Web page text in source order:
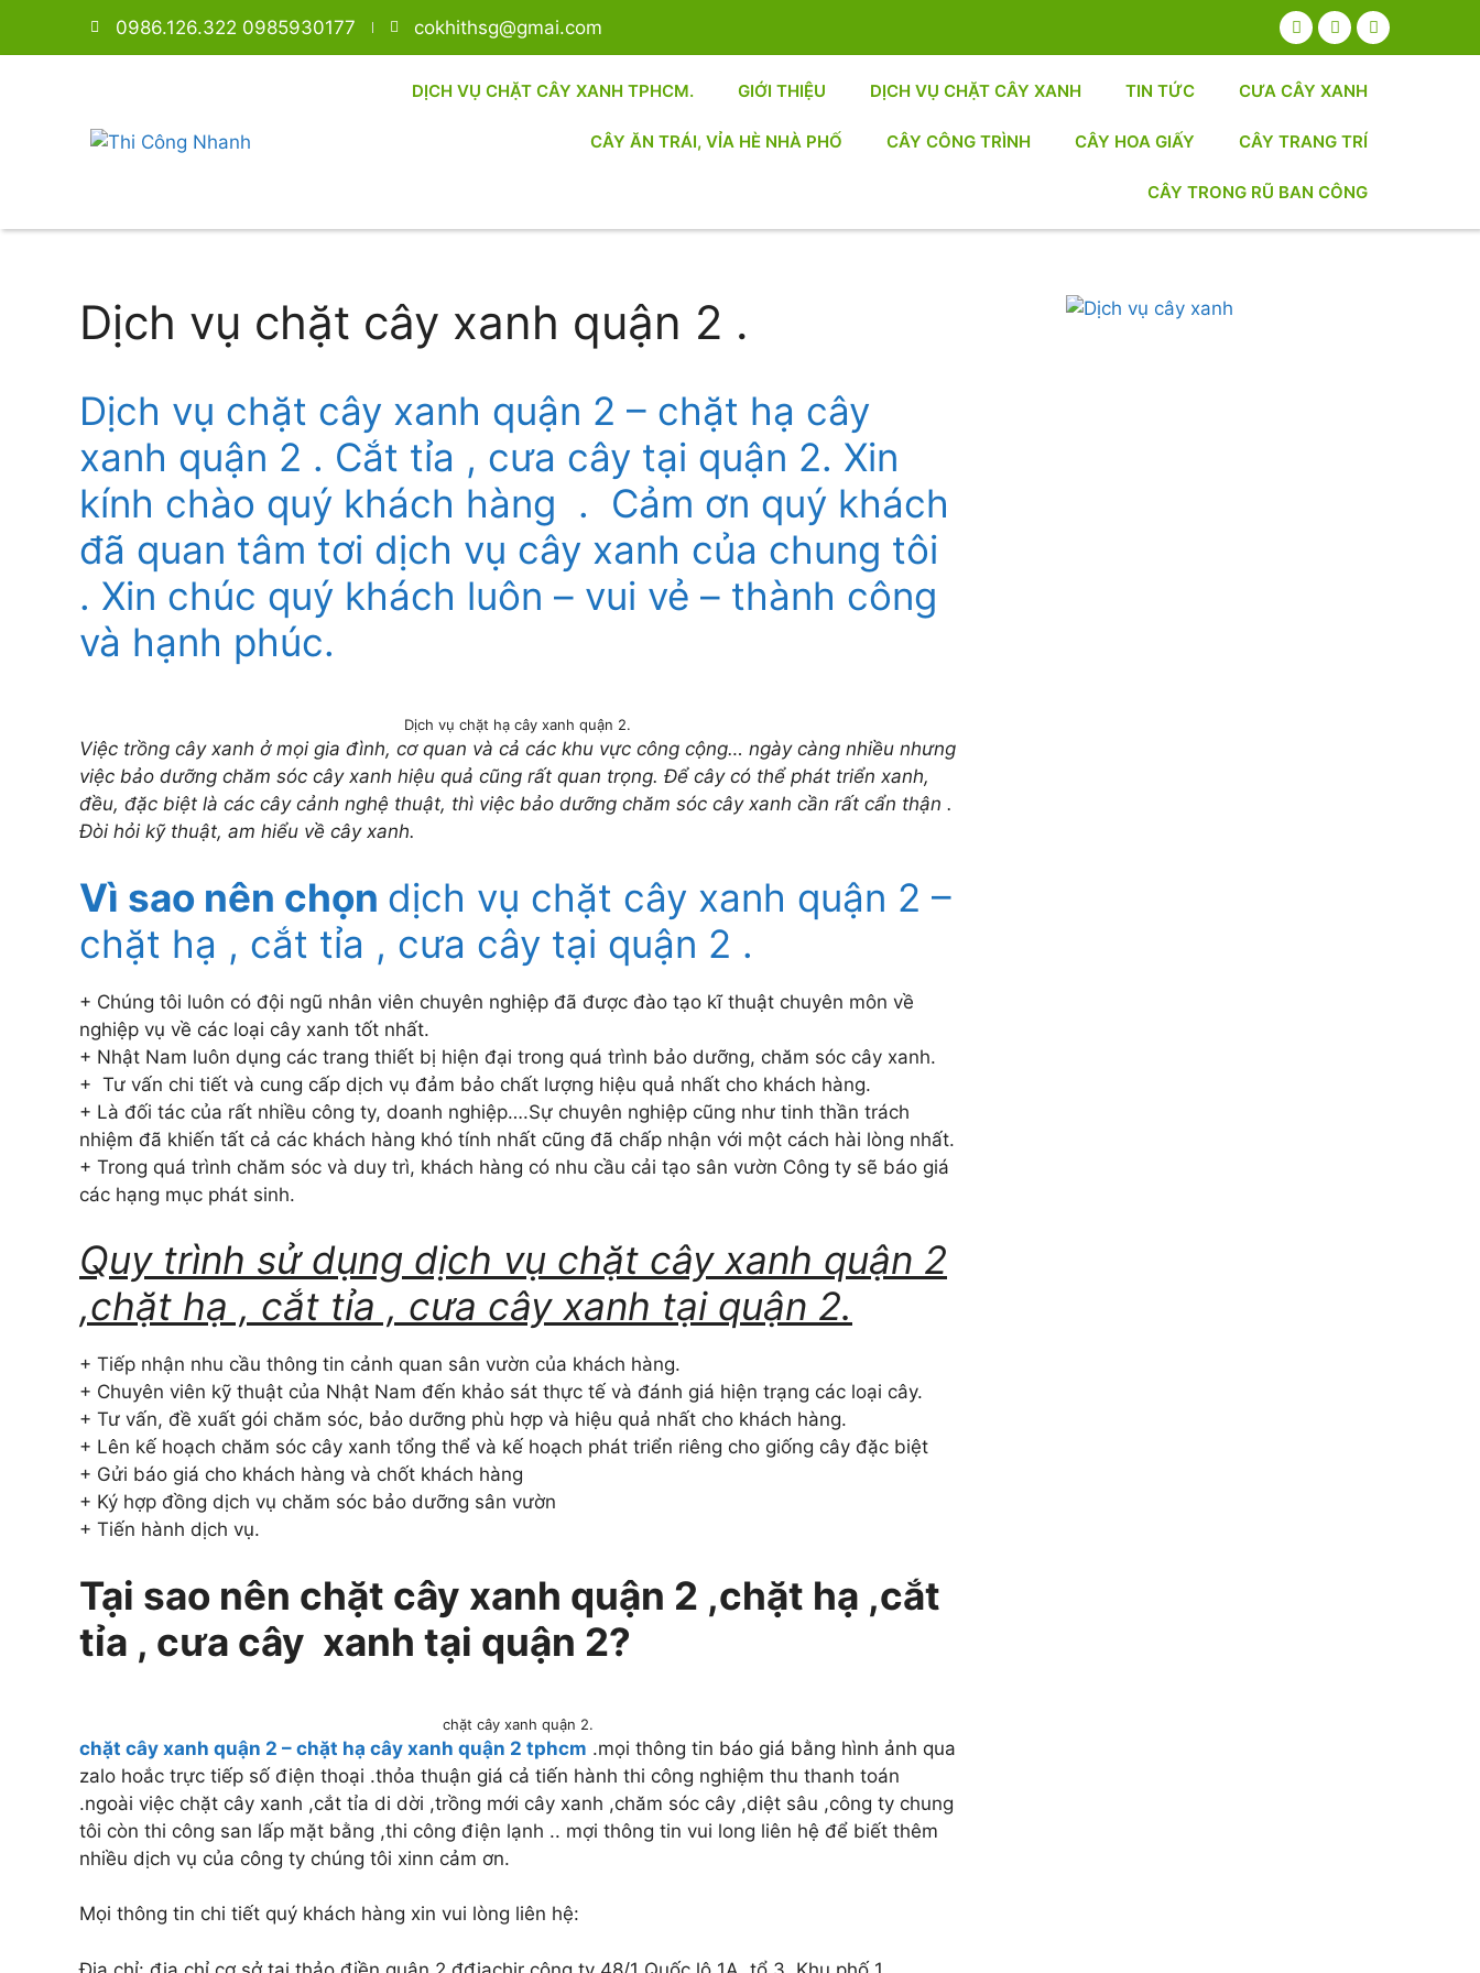
0986.126.322 0985930177 cokhithsg@gmai.com
DỊCH VỤ CHẶT CÂY XANH TPHCM. GIỚI THIỆU DỊCH VỤ CHẶT CÂY XANH TIN TỨC CƯA CÂY XANH
CÂY ĂN TRÁI, VỈA HÈ NHÀ PHỐ CÂY CÔNG TRÌNH CÂY HOA GIẤY CÂY TRANG TRÍ
CÂY TRONG RŨ BAN CÔNG
Dịch vụ chặt cây xanh quận 2 .
Dịch vụ chặt cây xanh quận 2 – chặt hạ cây
xanh quận 2 . Cắt tỉa , cưa cây tại quận 2. Xin
kính chào quý khách hàng . Cảm ơn quý khách
đã quan tâm tơi dịch vụ cây xanh của chung tôi
. Xin chúc quý khách luôn – vui vẻ – thành công
và hạnh phúc.
Dịch vụ chặt hạ cây xanh quận 2.
Việc trồng cây xanh ở mọi gia đình, cơ quan và cả các khu vực công cộng… ngày càng nhiều nhưng
việc bảo dưỡng chăm sóc cây xanh hiệu quả cũng rất quan trọng. Để cây có thể phát triển xanh,
đều, đặc biệt là các cây cảnh nghệ thuật, thì việc bảo dưỡng chăm sóc cây xanh cần rất cẩn thận .
Đòi hỏi kỹ thuật, am hiểu về cây xanh.
Vì sao nên chọn dịch vụ chặt cây xanh quận 2 –
chặt hạ , cắt tỉa , cưa cây tại quận 2 .
+ Chúng tôi luôn có đội ngũ nhân viên chuyên nghiệp đã được đào tạo kĩ thuật chuyên môn về
nghiệp vụ về các loại cây xanh tốt nhất.
+ Nhật Nam luôn dụng các trang thiết bị hiện đại trong quá trình bảo dưỡng, chăm sóc cây xanh.
+ Tư vấn chi tiết và cung cấp dịch vụ đảm bảo chất lượng hiệu quả nhất cho khách hàng.
+ Là đối tác của rất nhiều công ty, doanh nghiệp….Sự chuyên nghiệp cũng như tinh thần trách
nhiệm đã khiến tất cả các khách hàng khó tính nhất cũng đã chấp nhận với một cách hài lòng nhất.
+ Trong quá trình chăm sóc và duy trì, khách hàng có nhu cầu cải tạo sân vườn Công ty sẽ báo giá
các hạng mục phát sinh.
Quy trình sử dụng dịch vụ chặt cây xanh quận 2
,chặt hạ , cắt tỉa , cưa cây xanh tại quận 2.
+ Tiếp nhận nhu cầu thông tin cảnh quan sân vườn của khách hàng.
+ Chuyên viên kỹ thuật của Nhật Nam đến khảo sát thực tế và đánh giá hiện trạng các loại cây.
+ Tư vấn, đề xuất gói chăm sóc, bảo dưỡng phù hợp và hiệu quả nhất cho khách hàng.
+ Lên kế hoạch chăm sóc cây xanh tổng thể và kế hoạch phát triển riêng cho giống cây đặc biệt
+ Gửi báo giá cho khách hàng và chốt khách hàng
+ Ký hợp đồng dịch vụ chăm sóc bảo dưỡng sân vườn
+ Tiến hành dịch vụ.
Tại sao nên chặt cây xanh quận 2 ,chặt hạ ,cắt
tỉa , cưa cây xanh tại quận 2?
chặt cây xanh quận 2.
chặt cây xanh quận 2 – chặt hạ cây xanh quận 2 tphcm .mọi thông tin báo giá bằng hình ảnh qua
zalo hoắc trực tiếp số điện thoại .thỏa thuận giá cả tiến hành thi công nghiệm thu thanh toán
.ngoài việc chặt cây xanh ,cắt tỉa di dời ,trồng mới cây xanh ,chăm sóc cây ,diệt sâu ,công ty chung
tôi còn thi công san lấp mặt bằng ,thi công điện lạnh .. mợi thông tin vui long liên hệ để biết thêm
nhiều dịch vụ của công ty chúng tôi xinn cảm ơn.
Mọi thông tin chi tiết quý khách hàng xin vui lòng liên hệ: